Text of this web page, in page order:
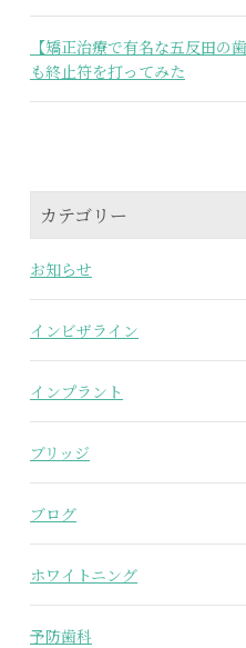
【矯正治療で有名な五反田の
も終止符を打ってみた
カテゴリー
お知らせ
インビザライン
インプラント
ブリッジ
ブログ
ホワイトニング
予防歯科